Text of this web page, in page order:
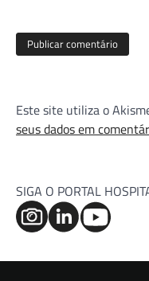
Este site utiliza o
seus dados em
SIGA O PORTAL